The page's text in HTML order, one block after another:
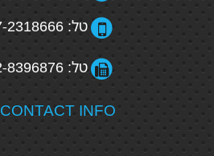
טל: 077-2318666
טל: 052-8396876
CONTACT INFO